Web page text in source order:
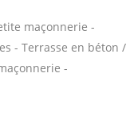
maçonnerie -
- Terrasse en béton /
-